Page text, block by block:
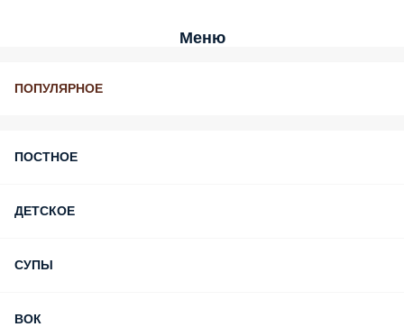
Меню
ПОПУЛЯРНОЕ
ПОСТНОЕ
ДЕТСКОЕ
СУПЫ
ВОК